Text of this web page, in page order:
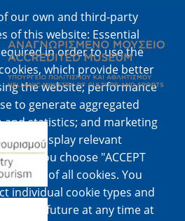
our own and third-party
of this website: Essential
in order to use the
which provide better
the website; performance
to generate aggregated
and statistics; and marketing
to display relevant
If you choose "ACCEPT
the use of all cookies. You
individual cookie types and
for the future at any time at